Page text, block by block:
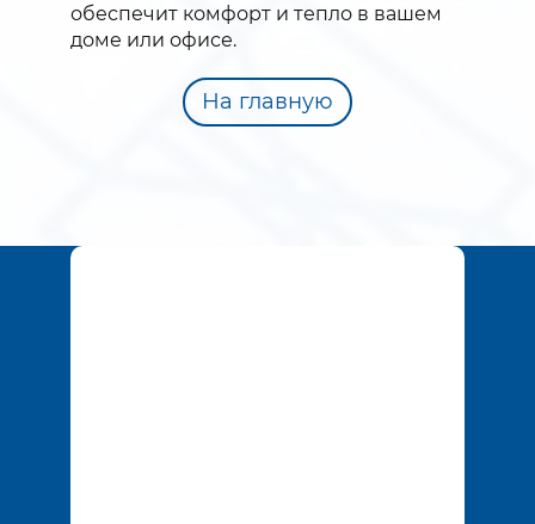
обеспечит комфорт и тепло в вашем
доме или офисе.
На главную